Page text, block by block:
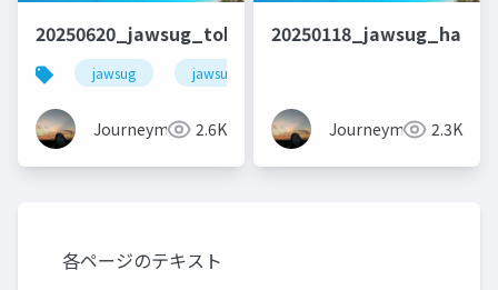
20250620_jawsug_tokyo_LTt_lt_beajouneyman
jawsug jawsug_tokyo
Journeyman 2.6K Journeyman 2.3K
各ページのテキスト